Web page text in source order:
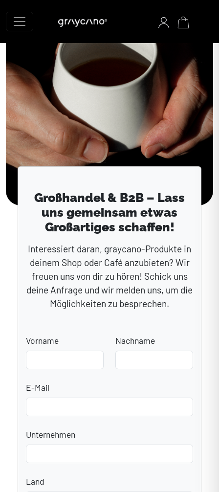
Graycano Startseite
Großhandel & B2B – Lass
uns gemeinsam etwas
Großartiges schaffen!
Interessiert daran, graycano-Produkte in
deinem Shop oder Café anzubieten? Wir
freuen uns von dir zu hören! Schick uns
deine Anfrage und wir melden uns, um die
Möglichkeiten zu besprechen.
Vorname Nachname
E-Mail
Unternehmen
Land